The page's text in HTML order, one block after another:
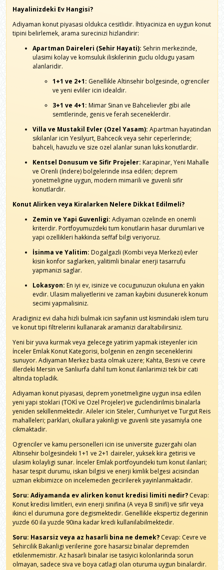
Hayalinizdeki Ev Hangisi?
Adiyaman konut piyasasi oldukca cesitlidir. İhtiyaciniza en uygun konut
tipini belirlemek, arama surecinizi hizlandirir:
Apartman Daireleri (Sehir Hayati): Sehrin merkezinde,
ulasimi kolay ve komsuluk iliskilerinin guclu oldugu yasam
alanlaridir.
1+1 ve 2+1: Genellikle Altinsehir bolgesinde, ogrenciler
ve yeni evliler icin idealdir.
3+1 ve 4+1: Mimar Sinan ve Bahcelievler gibi aile
semtlerinde, genis ve ferah seceneklerdir.
Villa ve Mustakil Evler (Ozel Yasam): Apartman hayatindan
sikilanlar icin Yesilyurt, Bahcecik veya sehir ceperlerinde;
bahceli, havuzlu ve size ozel alanlar sunan luks konutlardir.
Kentsel Donusum ve Sifir Projeler: Karapinar, Yeni Mahalle
ve Orenli (İndere) bolgelerinde insa edilen; deprem
yonetmeligine uygun, modern mimarili ve guvenli sifir
konutlardir.
Konut Alirken veya Kiralarken Nelere Dikkat Edilmeli?
Zemin ve Yapi Guvenligi: Adiyaman ozelinde en onemli
kriterdir. Portfoyumuzdeki tum konutlarin hasar durumlari ve
yapi ozellikleri hakkinda seffaf bilgi veriyoruz.
İsinma ve Yalitim: Dogalgazli (Kombi veya Merkezi) evler
kisin konfor saglarken, yalitimli binalar enerji tasarrufu
yapmanizi saglar.
Lokasyon: En iyi ev, isinize ve cocugunuzun okuluna en yakin
evdir. Ulasim maliyetlerini ve zaman kaybini dusunerek konum
secimi yapmalisiniz.
Aradiginiz evi daha hizli bulmak icin sayfanin ust kismindaki islem turu
ve konut tipi filtrelerini kullanarak aramanizi daraltabilirsiniz.
Yeni bir yuva kurmak veya gelecege yatirim yapmak isteyenler icin
İnceler Emlak Konut Kategorisi, bolgenin en zengin seceneklerini
sunuyor. Adiyaman Merkez basta olmak uzere; Kahta, Besni ve cevre
illerdeki Mersin ve Sanliurfa dahil tum konut ilanlarimizi tek bir cati
altinda topladik.
Adiyaman konut piyasasi, deprem yonetmeligine uygun insa edilen
yeni yapi stoklari (TOKİ ve Ozel Projeler) ve guclendirilmis binalarla
yeniden sekillenmektedir. Aileler icin Siteler, Cumhuriyet ve Turgut Reis
mahalleleri; parklari, okullara yakinligi ve guvenli site yasamiyla one
cikmaktadir.
Ogrenciler ve kamu personelleri icin ise universite guzergahi olan
Altinsehir bolgesindeki 1+1 ve 2+1 daireler, yuksek kira getirisi ve
ulasim kolayligi sunar. İnceler Emlak portfoyundeki tum konut ilanlari;
hasar tespit durumu, iskan bilgisi ve enerji kimlik belgesi acisindan
uzman ekibimizce on incelemeden gecirilerek yayinlanmaktadir.
Soru: Adiyamanda ev alirken konut kredisi limiti nedir? Cevap:
Konut kredisi limitleri, evin enerji sinifina (A veya B sinifi) ve sifir veya
ikinci el durumuna gore degismektedir. Genellikle ekspertiz degerinin
yuzde 60 ila yuzde 90ina kadar kredi kullanilabilmektedir.
Soru: Hasarsiz veya az hasarli bina ne demek? Cevap: Cevre ve
Sehircilik Bakanligi verilerine gore hasarsiz binalar depremden
etkilenmemistir. Az hasarli binalar ise tasiyici kolonlarinda sorun
olmayan, sadece siva ve boya catlagi olan oturuma uygun binalardir.